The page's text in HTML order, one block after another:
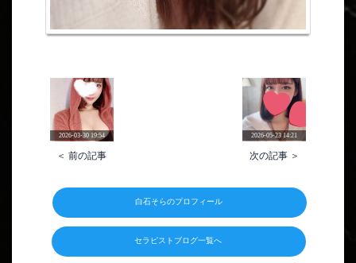
2026-03-30 19:54
＜ 前の記事
2026-05-23 14:21
次の記事 ＞
白石そらのプロフィール
セラピストブログ一覧へ